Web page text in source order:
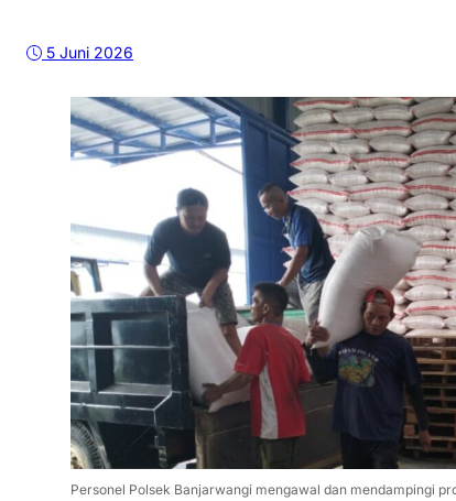
5 Juni 2026
Personel Polsek Banjarwangi mengawal dan mendampingi